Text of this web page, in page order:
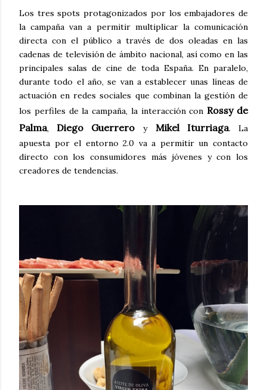
Los tres spots protagonizados por los embajadores de
la campaña van a permitir multiplicar la comunicación
directa con el público a través de dos oleadas en las
cadenas de televisión de ámbito nacional, así como en las
principales salas de cine de toda España. En paralelo,
durante todo el año, se van a establecer unas líneas de
actuación en redes sociales que combinan la gestión de
los perfiles de la campaña, la interacción conRossy de
Palma,Diego Guerrero y Mikel Iturriaga. La
apuesta por el entorno 2.0 va a permitir un contacto
directo con los consumidores más jóvenes y con los
creadores de tendencias.